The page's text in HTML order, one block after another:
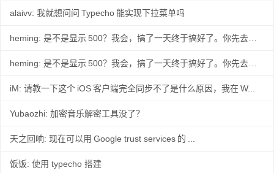
alaivv: 我就想问问 Typecho 能实现下拉菜单吗
heming: 是不是显示500？我会，搞了一天终于搞好了。你先去数据
heming: 是不是显示500？我会，搞了一天终于搞好了。你先去数据
iM: 请教一下这个 iOS客户端完全同步不了是什么原因，我在W...
Yubaozhi: 加密音乐解密工具没了？
天之回响: 现在可以用 Google trust services 的
饭饭: 使用 typecho 搭建